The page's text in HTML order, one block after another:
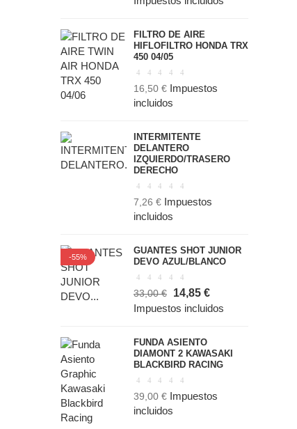
FILTRO DE AIRE
HIFLOFILTRO HONDA TRX
450 04/05
16,50 € Impuestos
incluidos
INTERMITENTE
DELANTERO
IZQUIERDO/TRASERO
DERECHO
7,26 € Impuestos
incluidos
-55%
GUANTES SHOT JUNIOR
DEVO AZUL/BLANCO
33,00 €
14,85 €
Impuestos incluidos
FUNDA ASIENTO
DIAMONT 2 KAWASAKI
BLACKBIRD RACING
39,00 € Impuestos
incluidos